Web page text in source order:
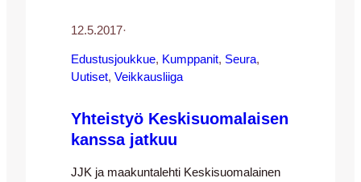
12.5.2017·
Edustusjoukkue, Kumppanit, Seura
Uutiset, Veikkausliiga
Yhteistyö Keskisuomalaisen
kanssa jatkuu
JJK ja maakuntalehti Keskisuomalainen